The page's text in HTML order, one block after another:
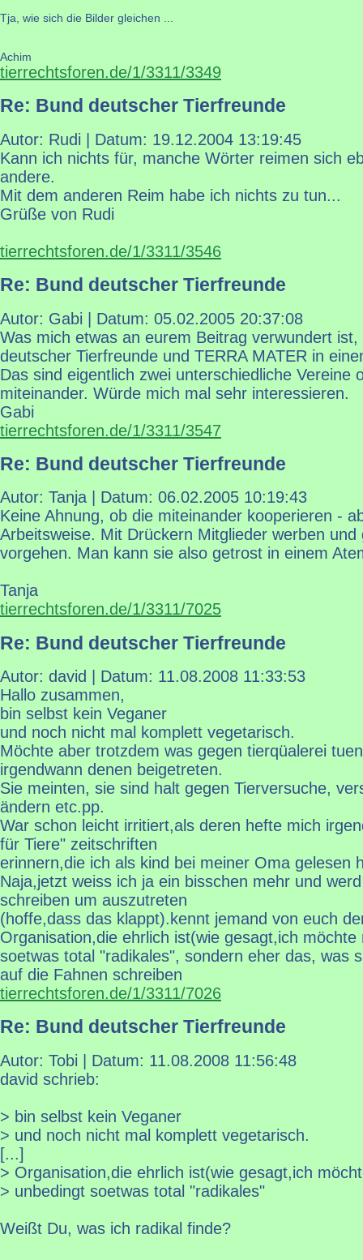
Tja, wie sich die Bilder gleichen ...
Achim
tierrechtsforen.de/1/3311/3349
Re: Bund deutscher Tierfreunde
Autor: Rudi | Datum: 19.12.2004 13:19:45
Kann ich nichts für, manche Wörter reimen sich
andere.
Mit dem anderen Reim habe ich nichts zu tun...
Grüße von Rudi
tierrechtsforen.de/1/3311/3546
Re: Bund deutscher Tierfreunde
Autor: Gabi | Datum: 05.02.2005 20:37:08
Was mich etwas an eurem Beitrag verwundert
deutscher Tierfreunde und TERRA MATER in
Das sind eigentlich zwei unterschiedliche Vereine
miteinander. Würde mich mal sehr interessieren.
Gabi
tierrechtsforen.de/1/3311/3547
Re: Bund deutscher Tierfreunde
Autor: Tanja | Datum: 06.02.2005 10:19:43
Keine Ahnung, ob die miteinander kooperieren -
Arbeitsweise. Mit Drückern Mitglieder werben und
vorgehen. Man kann sie also getrost in einem
Tanja
tierrechtsforen.de/1/3311/7025
Re: Bund deutscher Tierfreunde
Autor: david | Datum: 11.08.2008 11:33:53
Hallo zusammen,
bin selbst kein Veganer
und noch nicht mal komplett vegetarisch.
Möchte aber trotzdem was gegen tierqüalerei
irgendwann denen beigetreten.
Sie meinten, sie sind halt gegen Tierversuche,
ändern etc.pp.
War schon leicht irritiert,als deren hefte mich
für Tiere" zeitschriften
erinnern,die ich als kind bei meiner Oma gelesen
Naja,jetzt weiss ich ja ein bisschen mehr und
schreiben um auszutreten
(hoffe,dass das klappt).kennt jemand von euch
Organisation,die ehrlich ist(wie gesagt,ich möchte
soetwas total "radikales", sondern eher das, was
auf die Fahnen schreiben
tierrechtsforen.de/1/3311/7026
Re: Bund deutscher Tierfreunde
Autor: Tobi | Datum: 11.08.2008 11:56:48
david schrieb:
> bin selbst kein Veganer
> und noch nicht mal komplett vegetarisch.
[...]
> Organisation,die ehrlich ist(wie gesagt,ich
> unbedingt soetwas total "radikales"
Weißt Du, was ich radikal finde?